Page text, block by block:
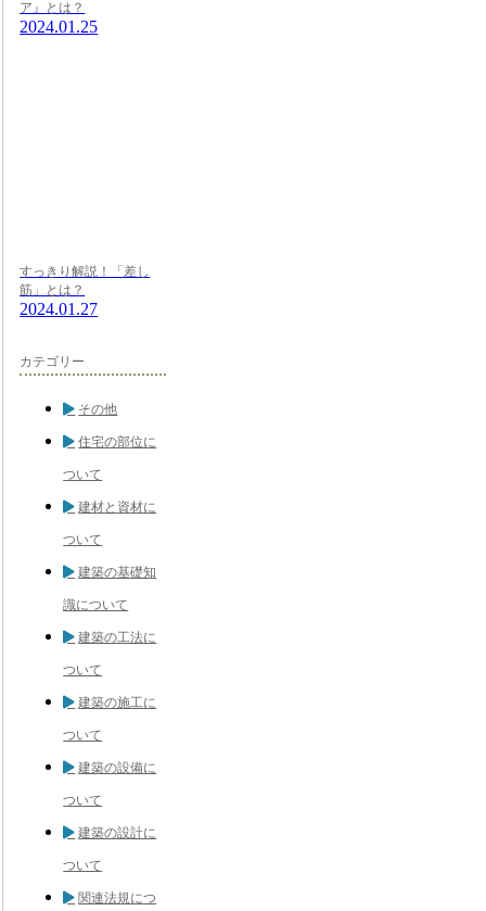
ア』とは？
2024.01.25
すっきり解説！「差し
筋」とは？
2024.01.27
カテゴリー
その他
住宅の部位に
ついて
建材と資材に
ついて
建築の基礎知
識について
建築の工法に
ついて
建築の施工に
ついて
建築の設備に
ついて
建築の設計に
ついて
関連法規につ